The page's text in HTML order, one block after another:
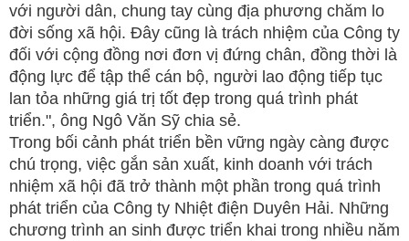
với người dân, chung tay cùng địa phương chăm lo
đời sống xã hội. Đây cũng là trách nhiệm của Công ty
đối với cộng đồng nơi đơn vị đứng chân, đồng thời là
động lực để tập thể cán bộ, người lao động tiếp tục
lan tỏa những giá trị tốt đẹp trong quá trình phát
triển.", ông Ngô Văn Sỹ chia sẻ.
Trong bối cảnh phát triển bền vững ngày càng được
chú trọng, việc gắn sản xuất, kinh doanh với trách
nhiệm xã hội đã trở thành một phần trong quá trình
phát triển của Công ty Nhiệt điện Duyên Hải. Những
chương trình an sinh được triển khai trong nhiều năm